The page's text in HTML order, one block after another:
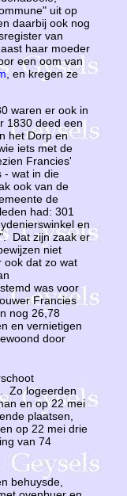
uit op
daarbij ook nog
van
haar moeder
een oom van
, en kregen ze
waren er ook in
1830 deed een
het Dorp en
iets met de
Francies'
- wat in die
ook van de
de
had: 301
en
Dat zijn zaak er
niet
ook dat zo wat
was voor
Francies
nog 26,78
en vernietigen
door
Zo logeerden
en op 22 mei
plaatsen,
op 22 mei drie
van 74
behuysde,